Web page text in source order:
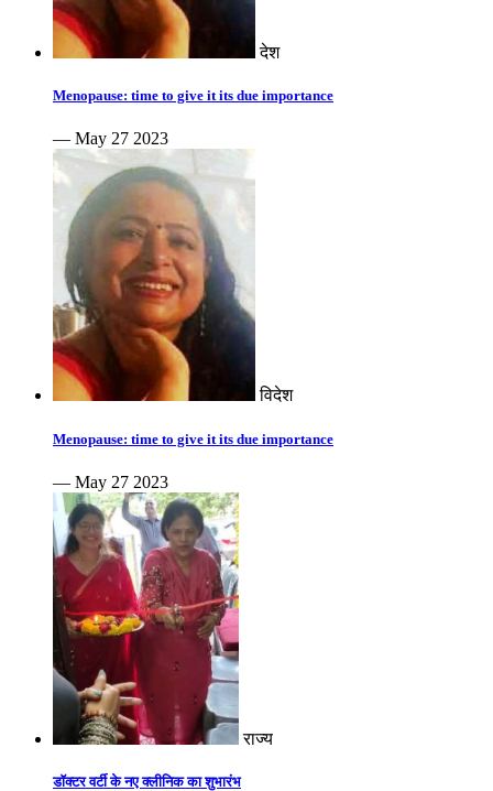
देश
Menopause: time to give it its due importance
— May 27 2023
विदेश
Menopause: time to give it its due importance
— May 27 2023
राज्य
डॉक्टर वर्टी के नए क्लीनिक का शुभारंभ